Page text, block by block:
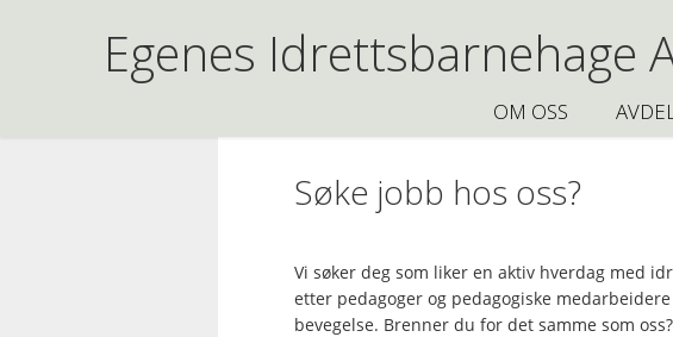
Egenes Idrettsbarnehage
OM OSS
Søke jobb hos oss?
Vi søker deg som liker en aktiv hverdag med
etter pedagoger og pedagogiske
bevegelse. Brenner du for det samme som